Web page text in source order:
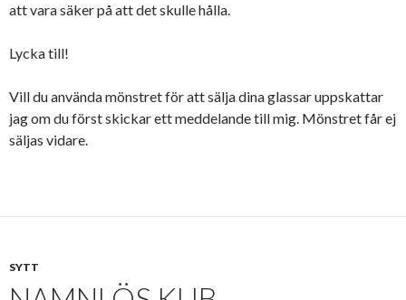
att vara säker på att det skulle hålla.
Lycka till!
Vill du använda mönstret för att sälja dina glassar uppskattar
jag om du först skickar ett meddelande till mig. Mönstret får ej
säljas vidare.
SYTT